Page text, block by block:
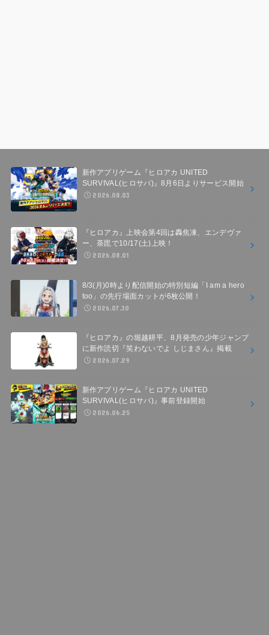
新作アプリゲーム『ヒロアカ UNITED
SURVIVAL(ヒロサバ)』8月6日よりサービス開始
2026.08.03
『ヒロアカ』上映会第4回は轟焦凍、エンデヴァ
ー、荼毘で10/17(土)上映！
2026.08.01
8/3(月)0時より配信開始の特別短編「I am a hero
too」の先行場面カットが6枚公開！
2026.07.30
『ヒロアカ』の堀越耕平、8月発売の少年ジャンプ
に新作読切『笑わないでよ しじまさん』掲載
2026.07.29
新作アプリゲーム『ヒロアカ UNITED
SURVIVAL(ヒロサバ)』事前登録開始
2026.06.25